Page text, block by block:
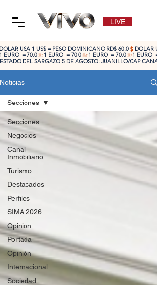
LIVE
ESTADO DEL SARGAZO 5 DE AGOSTO: JUANILLO/CAP
DÓLAR USA 1 US$ = PESO DOMINICANO RD$ 60.0
1 EURO  = 70.0
Noticias
Secciones
Negocios
Canal
Inmobiliario
Turismo
Destacados
Perfiles
SIMA 2026
Opinión
Portada
Opinión
Internacional
Sociedad
Secciones